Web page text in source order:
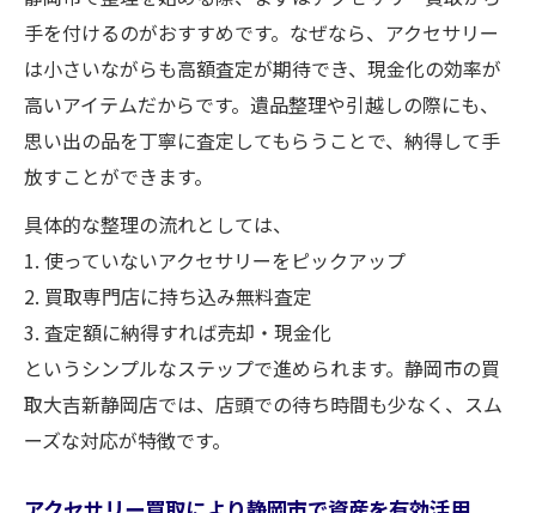
手を付けるのがおすすめです。なぜなら、アクセサリー
は小さいながらも高額査定が期待でき、現金化の効率が
高いアイテムだからです。遺品整理や引越しの際にも、
思い出の品を丁寧に査定してもらうことで、納得して手
放すことができます。
具体的な整理の流れとしては、
1. 使っていないアクセサリーをピックアップ
2. 買取専門店に持ち込み無料査定
3. 査定額に納得すれば売却・現金化
というシンプルなステップで進められます。静岡市の買
取大吉新静岡店では、店頭での待ち時間も少なく、スム
ーズな対応が特徴です。